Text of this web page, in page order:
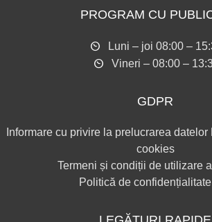
PROGRAM CU
Luni – joi 08:00 –
Vineri – 08:00 –
GDPR
Informare cu privire la prelucrarea datelor
cookies
Termeni și condiții de utilizare
Politică de